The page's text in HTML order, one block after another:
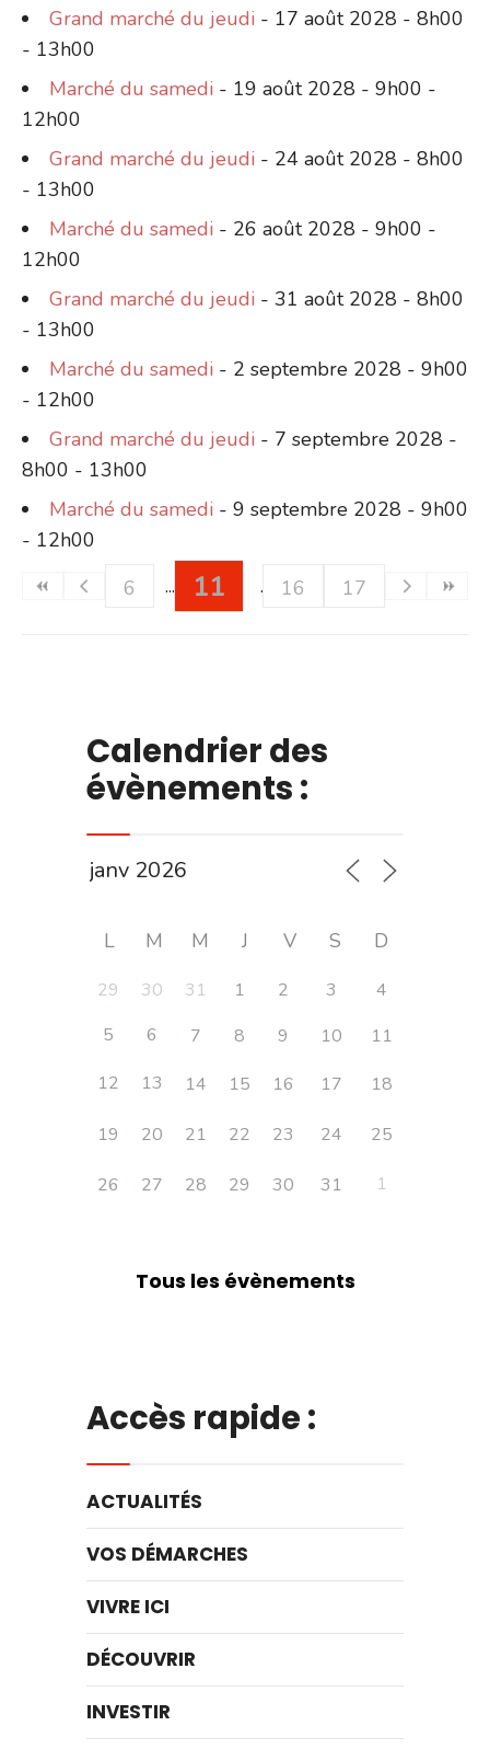
Grand marché du jeudi - 17 août 2028 - 8h00
- 13h00
Marché du samedi - 19 août 2028 - 9h00 -
12h00
Grand marché du jeudi - 24 août 2028 - 8h00
- 13h00
Marché du samedi - 26 août 2028 - 9h00 -
12h00
Grand marché du jeudi - 31 août 2028 - 8h00
- 13h00
Marché du samedi - 2 septembre 2028 - 9h00
- 12h00
Grand marché du jeudi - 7 septembre 2028 -
8h00 - 13h00
Marché du samedi - 9 septembre 2028 - 9h00
- 12h00
6
11 16 17
Calendrier des
évènements :
L M M J V S D
29 30 31 1 2 3
4
5
6 7 8 9 10
11
12
13 14 15 16 17 18
19 20 21 22 23 24 25
26 27 28 29 30 31 1
Tous les évènements
Accès rapide :
ACTUALITÉS
VOS DÉMARCHES
VIVRE ICI
DÉCOUVRIR
INVESTIR